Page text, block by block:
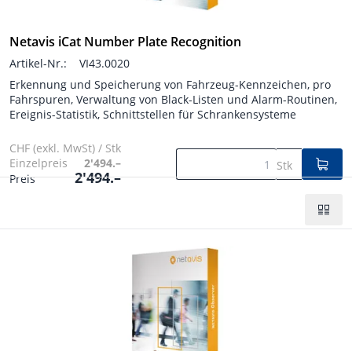
Netavis iCat Number Plate Recognition
Artikel-Nr.:
VI43.0020
Erkennung und Speicherung von Fahrzeug-Kennzeichen, pro
Fahrspuren, Verwaltung von Black-Listen und Alarm-Routinen,
Ereignis-Statistik, Schnittstellen für Schrankensysteme
CHF (exkl. MwSt) / Stk
Einzelpreis
2'494.–
Preis
2'494.–
Stk